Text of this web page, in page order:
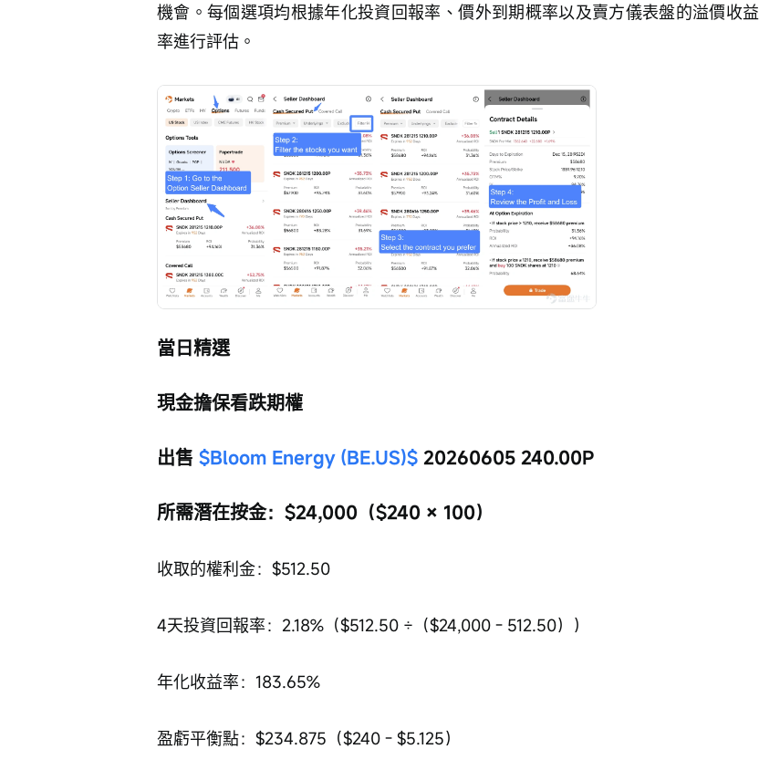
機會。每個選項均根據年化投資回報率、價外到期概率以及賣方儀表盤的溢價收益
率進行評估。
當日精選
現金擔保看跌期權
出售 $Bloom Energy (BE.US)$ 20260605 240.00P
所需潛在按金：$24,000（$240 × 100）
收取的權利金：$512.50
4天投資回報率：2.18%（$512.50 ÷（$24,000 - 512.50））
年化收益率：183.65%
盈虧平衡點：$234.875（$240 - $5.125）